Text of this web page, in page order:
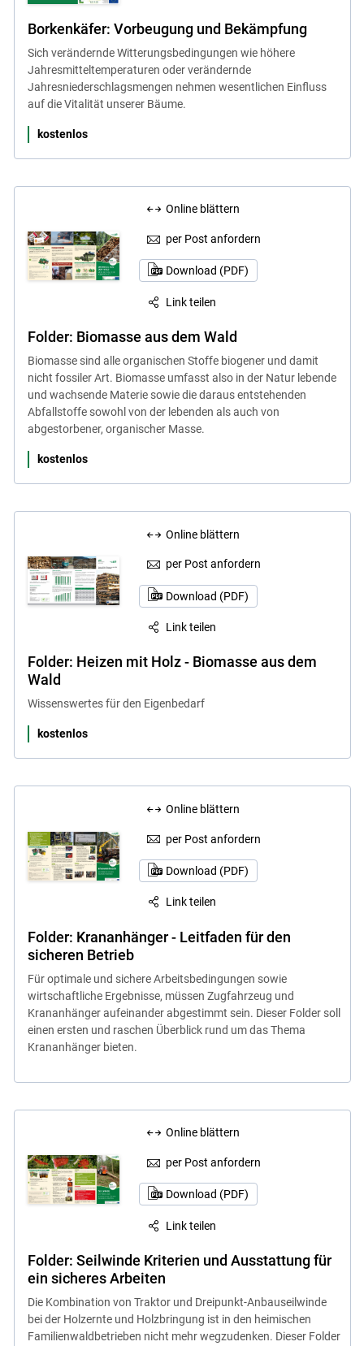
Borkenkäfer: Vorbeugung und Bekämpfung
Sich verändernde Witterungsbedingungen wie höhere
Jahresmitteltemperaturen oder verändernde
Jahresniederschlagsmengen nehmen wesentlichen Einfluss
auf die Vitalität unserer Bäume.
kostenlos
Online blättern
per Post anfordern
Download (PDF)
Link teilen
Folder: Biomasse aus dem Wald
Biomasse sind alle organischen Stoffe biogener und damit
nicht fossiler Art. Biomasse umfasst also in der Natur lebende
und wachsende Materie sowie die daraus entstehenden
Abfallstoffe sowohl von der lebenden als auch von
abgestorbener, organischer Masse.
kostenlos
Online blättern
per Post anfordern
Download (PDF)
Link teilen
Folder: Heizen mit Holz - Biomasse aus dem
Wald
Wissenswertes für den Eigenbedarf
kostenlos
Online blättern
per Post anfordern
Download (PDF)
Link teilen
Folder: Krananhänger - Leitfaden für den
sicheren Betrieb
Für optimale und sichere Arbeitsbedingungen sowie
wirtschaftliche Ergebnisse, müssen Zugfahrzeug und
Krananhänger aufeinander abgestimmt sein. Dieser Folder soll
einen ersten und raschen Überblick rund um das Thema
Krananhänger bieten.
Online blättern
per Post anfordern
Download (PDF)
Link teilen
Folder: Seilwinde Kriterien und Ausstattung für
ein sicheres Arbeiten
Die Kombination von Traktor und Dreipunkt-Anbauseilwinde
bei der Holzernte und Holzbringung ist in den heimischen
Familienwaldbetrieben nicht mehr wegzudenken. Dieser Folder